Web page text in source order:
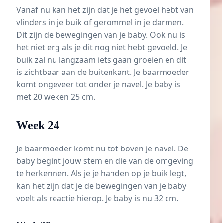
Vanaf nu kan het zijn dat je het gevoel hebt van
vlinders in je buik of gerommel in je darmen.
Dit zijn de bewegingen van je baby. Ook nu is
het niet erg als je dit nog niet hebt gevoeld. Je
buik zal nu langzaam iets gaan groeien en dit
is zichtbaar aan de buitenkant. Je baarmoeder
komt ongeveer tot onder je navel. Je baby is
met 20 weken 25 cm.
Week 24
Je baarmoeder komt nu tot boven je navel. De
baby begint jouw stem en die van de omgeving
te herkennen. Als je je handen op je buik legt,
kan het zijn dat je de bewegingen van je baby
voelt als reactie hierop. Je baby is nu 32 cm.